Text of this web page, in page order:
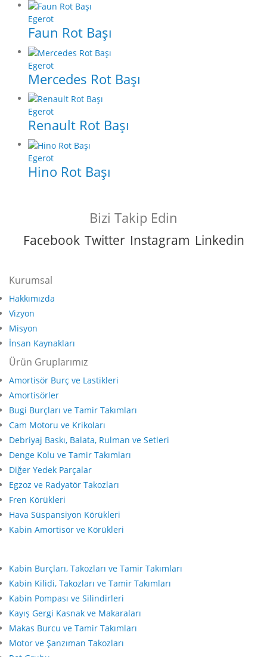
Egerot
Faun Rot Başı
Egerot
Mercedes Rot Başı
Egerot
Renault Rot Başı
Egerot
Hino Rot Başı
Bizi Takip Edin
Facebook Twitter Instagram Linkedin
Kurumsal
Hakkımızda
Vizyon
Misyon
İnsan Kaynakları
Ürün Gruplarımız
Amortisör Burç ve Lastikleri
Amortisörler
Bugi Burçları ve Tamir Takımları
Cam Motoru ve Krikoları
Debriyaj Baskı, Balata, Rulman ve Setleri
Denge Kolu ve Tamir Takımları
Diğer Yedek Parçalar
Egzoz ve Radyatör Takozları
Fren Körükleri
Hava Süspansiyon Körükleri
Kabin Amortisör ve Körükleri
Kabin Burçları, Takozları ve Tamir Takımları
Kabin Kilidi, Takozları ve Tamir Takımları
Kabin Pompası ve Silindirleri
Kayış Gergi Kasnak ve Makaraları
Makas Burcu ve Tamir Takımları
Motor ve Şanzıman Takozları